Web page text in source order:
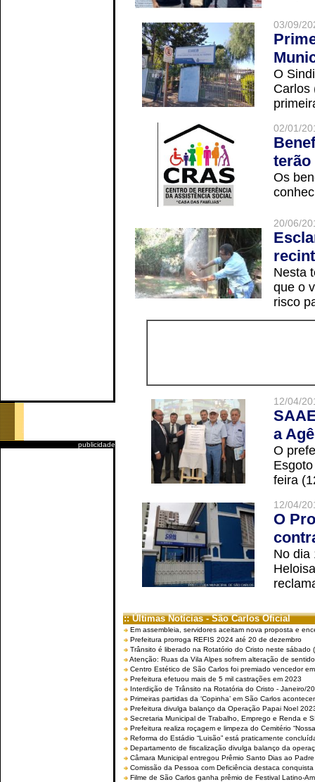
publicidade
03/09/
O
Carlos
02/01/
terão
Os
20/06/
Nesta
que o
risco
12/04/
a
O
feira
12/04/
O
No dia
:: Últimas Notícias - São Carlos Oficial
Em assembleia, servidores aceitam nova proposta e
Prefeitura prorroga REFIS 2024 até 20 de dezembro
Trânsito é liberado na Rotatório do Cristo neste sábado
Atenção: Ruas da Vila Alpes sofrem alteração de
Centro Estético de São Carlos foi premiado vencedor
Prefeitura efetuou mais de 5 mil castrações em 2023
Interdição de Trânsito na Rotatória do Cristo - Janeiro/
Primeiras partidas da ‘Copinha’ em São Carlos
Prefeitura divulga balanço da Operação Papai Noel
Secretaria Municipal de Trabalho, Emprego e Renda e
Prefeitura realiza roçagem e limpeza do Cemitério
Reforma do Estádio “Luisão” está praticamente
Departamento de fiscalização divulga balanço da
Câmara Municipal entregou Prêmio Santo Dias ao
Comissão da Pessoa com Deficiência destaca
Filme de São Carlos ganha prêmio de Festival Latino-